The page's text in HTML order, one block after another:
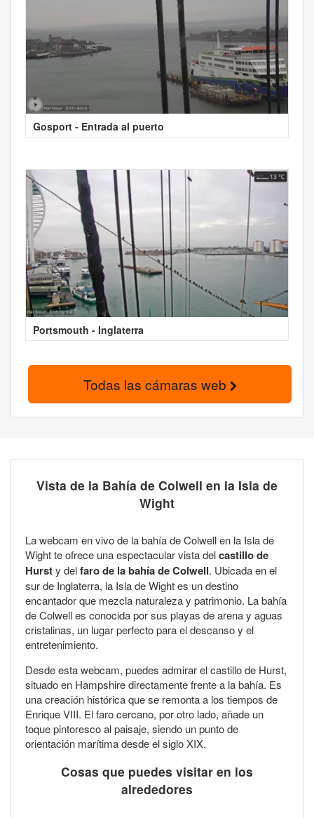
Gosport - Entrada al puerto
Portsmouth - Inglaterra
Todas las cámaras web
Vista de la Bahía de Colwell en la Isla de
Wight
La webcam en vivo de la bahía de Colwell en la Isla de
Wight te ofrece una espectacular vista delcastillo de
Hursty delfaro de la bahía de Colwell. Ubicada en el
sur de Inglaterra, la Isla de Wight es un destino
encantador que mezcla naturaleza y patrimonio. La bahía
de Colwell es conocida por sus playas de arena y aguas
cristalinas, un lugar perfecto para el descanso y el
entretenimiento.
Desde esta webcam, puedes admirar el castillo de Hurst,
situado en Hampshire directamente frente a la bahía. Es
una creación histórica que se remonta a los tiempos de
Enrique VIII. El faro cercano, por otro lado, añade un
toque pintoresco al paisaje, siendo un punto de
orientación marítima desde el siglo XIX.
Cosas que puedes visitar en los
alrededores